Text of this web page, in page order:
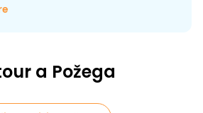
storico, potrete ammirare l'elegante
ancora visibili in tutta la città. Un tour
i visitatori all'atmosfera rilassante
e gli eccellenti vini.
a Požega